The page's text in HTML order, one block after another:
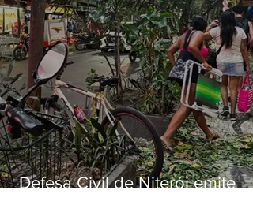
Defesa Civil de Niterói emite